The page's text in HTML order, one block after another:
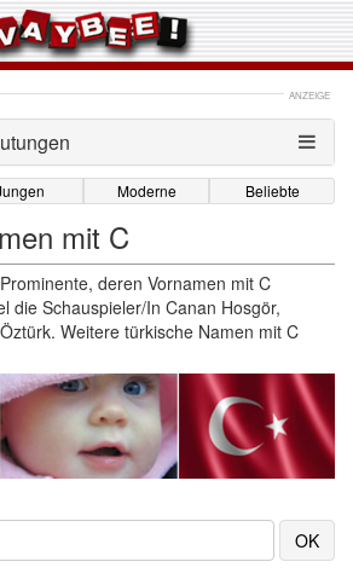
ANZEIGE
Moderne Beliebte
mit C
deren Vornamen mit C
die Schauspieler/In Canan Hosgör,
Weitere türkische Namen mit C